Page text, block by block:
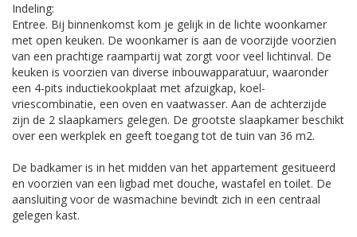
Indeling:
Entree. Bij binnenkomst kom je gelijk in de lichte woonkamer
met open keuken. De woonkamer is aan de voorzijde voorzien
van een prachtige raampartij wat zorgt voor veel lichtinval. De
keuken is voorzien van diverse inbouwapparatuur, waaronder
een 4-pits inductiekookplaat met afzuigkap, koel-
vriescombinatie, een oven en vaatwasser. Aan de achterzijde
zijn de 2 slaapkamers gelegen. De grootste slaapkamer beschikt
over een werkplek en geeft toegang tot de tuin van 36 m2.
De badkamer is in het midden van het appartement gesitueerd
en voorzien van een ligbad met douche, wastafel en toilet. De
aansluiting voor de wasmachine bevindt zich in een centraal
gelegen kast.